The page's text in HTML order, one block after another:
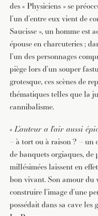
des « Physiciens » se
l’un d’entre eux vient de
Saucisse », un homme est
épouse en charcuteries ;
l’un des personnages
piège lors d’un souper
grotesque, ces scènes de
thématiques telles que la
cannibalisme.
«L’auteur a l’air aussi
– à tort ou à raison ? – un
de banquets orgiaques,
millésimées laissent en
bon vivant. Son amour du
construire l’image d’une
possédait dans sa cave les